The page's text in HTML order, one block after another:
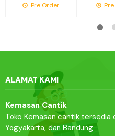
Pre Order
ALAMAT KAMI
Kemasan Cantik
Toko Kemasan cantik tersedia
Yogyakarta, dan Bandung